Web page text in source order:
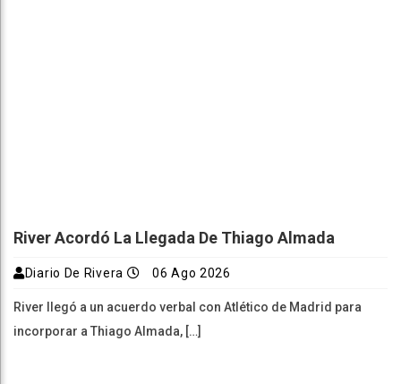
River Acordó La Llegada De Thiago Almada
Diario De Rivera 06 Ago 2026
River llegó a un acuerdo verbal con Atlético de Madrid para
incorporar a Thiago Almada, […]